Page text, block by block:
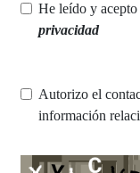
He leído y
privacidad
Autorizo el
información
Captcha